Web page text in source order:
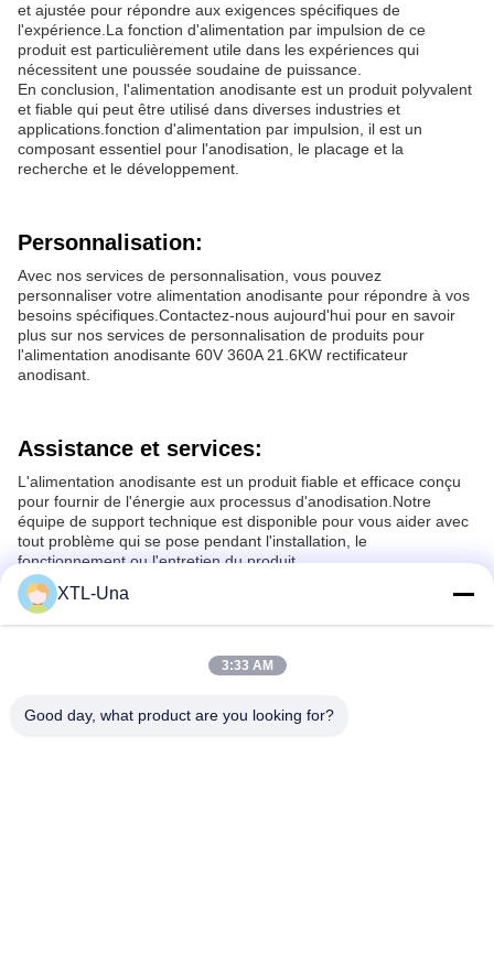
et ajustée pour répondre aux exigences spécifiques de
l'expérience.La fonction d'alimentation par impulsion de ce
produit est particulièrement utile dans les expériences qui
nécessitent une poussée soudaine de puissance.
En conclusion, l'alimentation anodisante est un produit polyvalent
et fiable qui peut être utilisé dans diverses industries et
applications.fonction d'alimentation par impulsion, il est un
composant essentiel pour l'anodisation, le placage et la
recherche et le développement.
Personnalisation:
Avec nos services de personnalisation, vous pouvez
personnaliser votre alimentation anodisante pour répondre à vos
besoins spécifiques.Contactez-nous aujourd'hui pour en savoir
plus sur nos services de personnalisation de produits pour
l'alimentation anodisante 60V 360A 21.6KW rectificateur
anodisant.
Assistance et services:
L'alimentation anodisante est un produit fiable et efficace conçu
pour fournir de l'énergie aux processus d'anodisation.Notre
équipe de support technique est disponible pour vous aider avec
tout problème qui se pose pendant l'installation, le
fonctionnement ou l'entretien du produit.
Nous offrons également une gamme de services pour assurer le
bon fonctionnement et l'efficacité de votre alimentation
support et de service possible pour assurer leur satisfaction avec
Étiquettes: Redresseur De Anodisation
XTL-Una
3:33 AM
Good day, what product are you looking for?